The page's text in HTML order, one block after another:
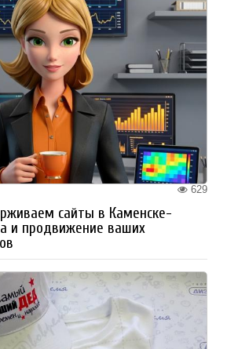
629
сайты в Каменске-
и продвижение ваших